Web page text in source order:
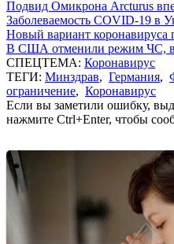
Подвид Омикрона Arcturus
Заболеваемость COVID-19 в
Новый вариант
В США отменили режим ЧС,
СПЕЦТЕМА: Коронавирус
ТЕГИ: Минздрав, Германия,
ограничение, Коронавирус
Если вы заметили ошибку,
нажмите Ctrl+Enter, чтобы